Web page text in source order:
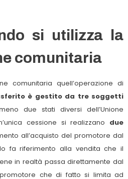
si utilizza la
comunitaria
comunitaria quell’operazione di
è gestito da tre soggetti
due stati diversi dell’Unione
cessione si realizzano due
all’acquisto del promotore dal
fa riferimento alla vendita che il
in realtà passa direttamente dal
che di fatto si limita ad